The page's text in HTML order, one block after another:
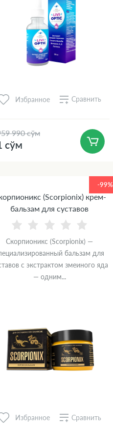
Избранное Сравнить
990 сўм
сўм
-99%
(Scorpionix) крем-
бальзам для суставов
Скорпионикс (Scorpionix) —
бальзам для
с экстрактом змеиного яда
— одним...
Избранное Сравнить